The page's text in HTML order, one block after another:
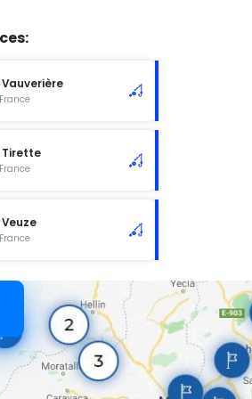
Vauverière
France
Tirette
France
Veuze
France